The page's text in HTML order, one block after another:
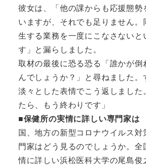
彼女は、「他の課からも応援態勢
いますが、それでも足りません。
生する業務を一度にこなさないと
す」と漏らしました。
取材の最後に恐る恐る「誰かが倒
んでしょうか？」と尋ねました。
淡々とした表情でこう返しまし
たら、もう終わりです」
■保健所の実情に詳しい専門家は
国、地方の新型コロナウイルス
門家はどう見るのでしょうか。全
情に詳しい浜松医科大学の尾島